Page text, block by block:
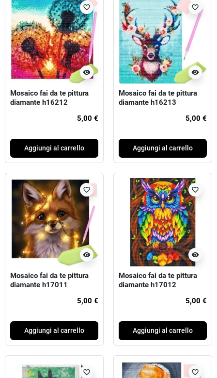
visibility
favorite_border
Mosaico fai da te pittura
diamante h16212
5,00 €
Aggiungi al carrello
visibility
favorite_border
Mosaico fai da te pittura
diamante h16213
5,00 €
Aggiungi al carrello
visibility
favorite_border
Mosaico fai da te pittura
diamante h17011
5,00 €
Aggiungi al carrello
visibility
favorite_border
Mosaico fai da te pittura
diamante h17012
5,00 €
Aggiungi al carrello
favorite_border favorite_border